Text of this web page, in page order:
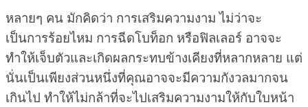
หลายๆ คน มักคิดว่า การเสริมความงาม ไม่ว่าจะ
เป็นการร้อยไหม การฉีดโบท็อก หรือฟิลเลอร์ อาจจะ
ทำให้เจ็บตัวและเกิดผลกระทบข้างเคียงที่หลากหลาย แต่
นั่นเป็นเพียงส่วนหนึ่งที่คุณอาจจะมีความกังวลมากจน
เกินไป ทำให้ไม่กล้าที่จะไปเสริมความงามให้กับใบหน้า